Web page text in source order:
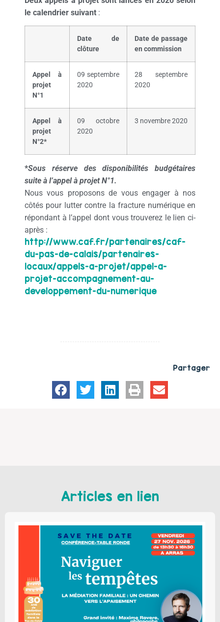
le calendrier suivant :
Date de
clôture
Date de passage
en commission
Appel à
projet
N°1
09 septembre
2020
28 septembre
2020
Appel à
projet
N°2*
09 octobre
2020
3 novembre 2020
*Sous réserve des disponibilités budgétaires
suite à l’appel à projet N°1.
Nous vous proposons de vous engager à nos
côtés pour lutter contre la fracture numérique en
répondant à l’appel dont vous trouverez le lien ci-
après :
http://www.caf.fr/partenaires/caf-
du-pas-de-calais/partenaires-
locaux/appels-a-projet/appel-a-
projet-accompagnement-au-
developpement-du-numerique
Partager
Articles en lien